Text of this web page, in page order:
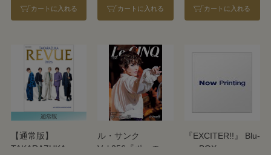
カートに入れる カートに入れる カートに入れる
【通常版】
TAKARAZUKA
ル・サンク
Vol.256『ポーの一
『EXCITER!!』 Blu-
ray BOX